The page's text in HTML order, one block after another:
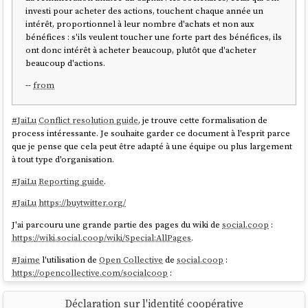
investi pour acheter des actions, touchent chaque année un
intérêt, proportionnel à leur nombre d'achats et non aux
bénéfices : s'ils veulent toucher une forte part des bénéfices, ils
ont donc intérêt à acheter beaucoup, plutôt que d'acheter
beaucoup d'actions.
--from
#JaiLu Conflict resolution guide, je trouve cette formalisation de
process intéressante. Je souhaite garder ce document à l'esprit parce
que je pense que cela peut être adapté à une équipe ou plus largement
à tout type d'organisation.
#JaiLu Reporting guide.
#JaiLu https://buytwitter.org/
J'ai parcouru une grande partie des pages du wiki desocial.coop :
https://wiki.social.coop/wiki/Special:AllPages.
#Jaime l'utilisation deOpen Collective desocial.coop :
https://opencollective.com/socialcoop :
Déclaration sur l'identité coopérative